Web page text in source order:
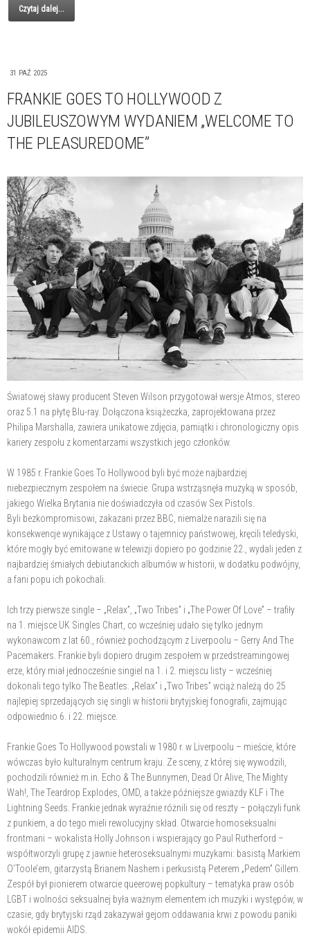
Czytaj dalej...
31 PAŹ 2025
FRANKIE GOES TO HOLLYWOOD Z
JUBILEUSZOWYM WYDANIEM „WELCOME TO
THE PLEASUREDOME”
Światowej sławy producent Steven Wilson przygotował wersje Atmos, stereo
oraz 5.1 na płytę Blu-ray. Dołączona książeczka, zaprojektowana przez
Philipa Marshalla, zawiera unikatowe zdjęcia, pamiątki i chronologiczny opis
kariery zespołu z komentarzami wszystkich jego członków.
W 1985 r. Frankie Goes To Hollywood byli być może najbardziej
niebezpiecznym zespołem na świecie. Grupa wstrząsnęła muzyką w sposób,
jakiego Wielka Brytania nie doświadczyła od czasów Sex Pistols.
Byli bezkompromisowi, zakazani przez BBC, niemalże narazili się na
konsekwencje wynikające z Ustawy o tajemnicy państwowej, kręcili teledyski,
które mogły być emitowane w telewizji dopiero po godzinie 22., wydali jeden z
najbardziej śmiałych debiutanckich albumów w historii, w dodatku podwójny,
a fani popu ich pokochali.
Ich trzy pierwsze single – „Relax”, „Two Tribes” i „The Power Of Love” – trafiły
na 1. miejsce UK Singles Chart, co wcześniej udało się tylko jednym
wykonawcom z lat 60., również pochodzącym z Liverpoolu – Gerry And The
Pacemakers. Frankie byli dopiero drugim zespołem w przedstreamingowej
erze, który miał jednocześnie singiel na 1. i 2. miejscu listy – wcześniej
dokonali tego tylko The Beatles. „Relax” i „Two Tribes” wciąż należą do 25
najlepiej sprzedających się singli w historii brytyjskiej fonografii, zajmując
odpowiednio 6. i 22. miejsce.
Frankie Goes To Hollywood powstali w 1980 r. w Liverpoolu – mieście, które
wówczas było kulturalnym centrum kraju. Ze sceny, z której się wywodzili,
pochodzili również m.in. Echo & The Bunnymen, Dead Or Alive, The Mighty
Wah!, The Teardrop Explodes, OMD, a także późniejsze gwiazdy KLF i The
Lightning Seeds. Frankie jednak wyraźnie różnili się od reszty – połączyli funk
z punkiem, a do tego mieli rewolucyjny skład. Otwarcie homoseksualni
frontmani – wokalista Holly Johnson i wspierający go Paul Rutherford –
współtworzyli grupę z jawnie heteroseksualnymi muzykami: basistą Markiem
O’Toole’em, gitarzystą Brianem Nashem i perkusistą Peterem „Pedem” Gillem.
Zespół był pionierem otwarcie queerowej popkultury – tematyka praw osób
LGBT i wolności seksualnej była ważnym elementem ich muzyki i występów, w
czasie, gdy brytyjski rząd zakazywał gejom oddawania krwi z powodu paniki
wokół epidemii AIDS.